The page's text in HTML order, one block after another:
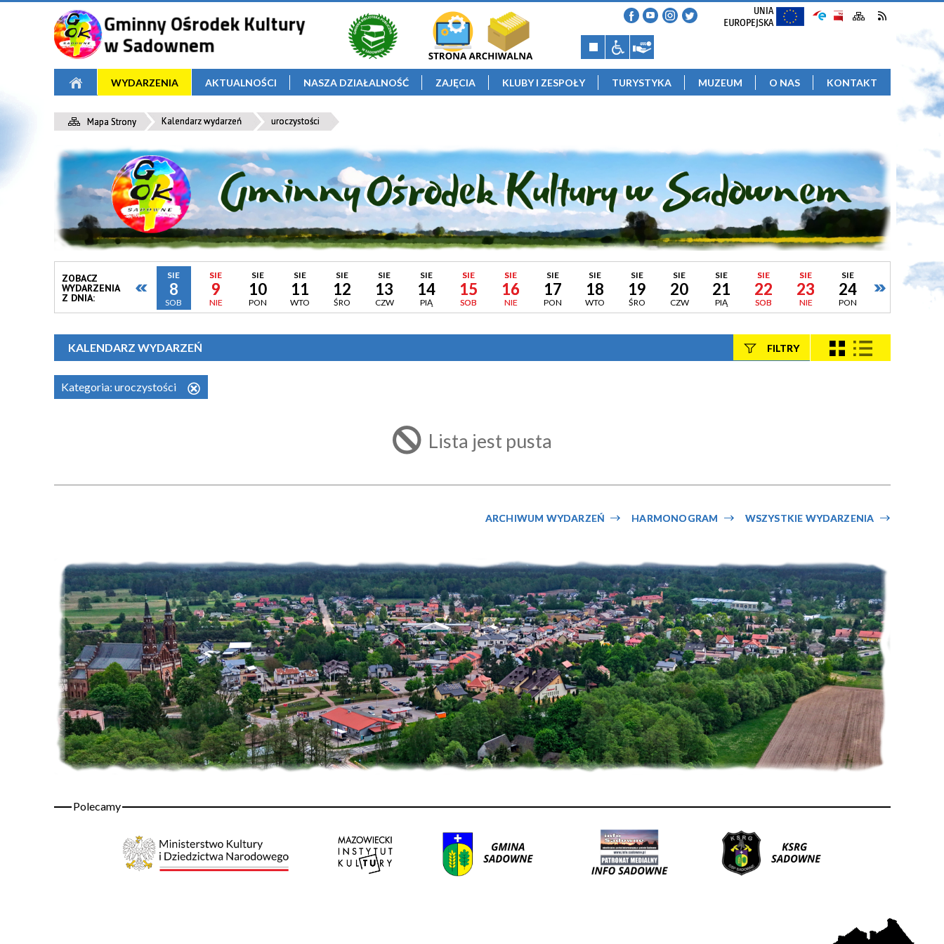
WYDARZENIA AKTUALNOŚCI NASZA DZIAŁALNOŚĆ ZAJĘCIA KLUBY I ZESPOŁY TURYSTYKA MUZEUM O NAS KONTAKT
Mapa Strony Kalendarz wydarzeń uroczystości
ZOBACZ
WYDARZENIA
Z DNIA:
SIE
8
SOB
SIE
9
NIE
SIE
10
PON
SIE
11
WTO
SIE
12
ŚRO
SIE
13
CZW
SIE
14
PIĄ
SIE
15
SOB
SIE
16
NIE
SIE
17
PON
SIE
18
WTO
SIE
19
ŚRO
SIE
20
CZW
SIE
21
PIĄ
SIE
22
SOB
SIE
23
NIE
SIE
24
PON
KALENDARZ WYDARZEŃ FILTRY
Miejsce
Kategoria: uroczystości
Lista jest pusta
WSZYSTKIE WYDARZENIA
HARMONOGRAM
ARCHIWUM WYDARZEŃ